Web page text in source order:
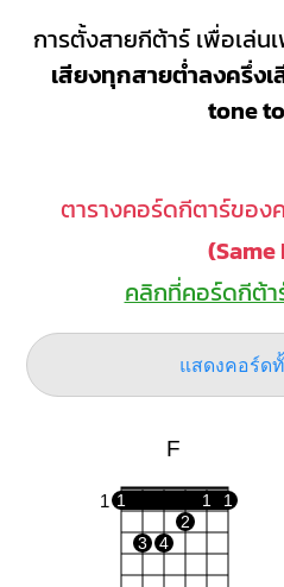
การตั้งสายกีต้าร์ เพื่อเล่น
เสียงทุกสายต่ำลงครึ่ง
tone
ตารางคอร์ดกีตาร์ของ
(Same
คลิกที่คอร์ดกีต้า
แสดงคอร์ด
F
1 1 1
1
2
3
4